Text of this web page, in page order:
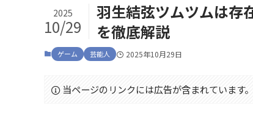
羽生結弦ツムツムは存
を徹底解説
2025
10/29
ゲーム 芸能人 2025年10月29日
当ページのリンクには広告が含まれています。